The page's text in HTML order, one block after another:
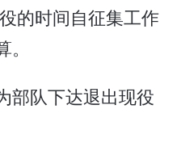
的时间自征集工作
部队下达退出现役